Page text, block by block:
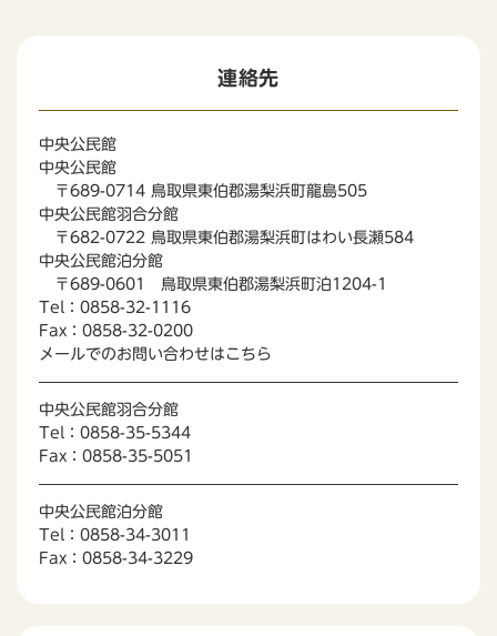
連絡先
中央公民館
中央公民館
〒689-0714 鳥取県東伯郡湯梨浜町龍島505
中央公民館羽合分館
〒682-0722 鳥取県東伯郡湯梨浜町はわい長瀬584
中央公民館泊分館
〒689-0601 鳥取県東伯郡湯梨浜町泊1204-1
Tel：0858-32-1116
Fax：0858-32-0200
メールでのお問い合わせはこちら
中央公民館羽合分館
Tel：0858-35-5344
Fax：0858-35-5051
中央公民館泊分館
Tel：0858-34-3011
Fax：0858-34-3229